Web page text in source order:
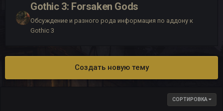
Gothic 3: Forsaken Gods
Обсуждение и разного рода информация по аддону к
Gothic 3
Создать новую тему
СОРТИРОВКА